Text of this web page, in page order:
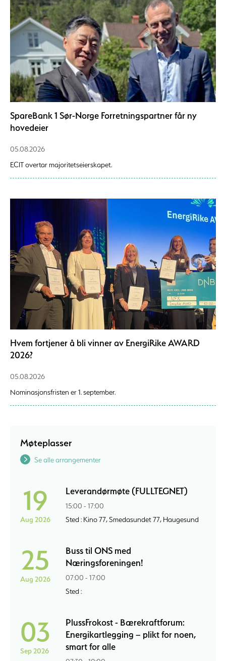
SpareBank 1 Sør-Norge Forretningspartner får ny
hovedeier
05.08.2026
ECIT overtar majoritetseierskapet.
Hvem fortjener å bli vinner av EnergiRike AWARD
2026?
05.08.2026
Nominasjonsfristen er 1. september.
Møteplasser
Se alle arrangementer
19
Aug 2026
Leverandørmøte (FULLTEGNET)
15:00 - 17:00
Sted : Kino 77, Smedasundet 77, Haugesund
25
Aug 2026
Buss til ONS med
Næringsforeningen!
07:00 - 17:00
Sted :
03
Sep 2026
PlussFrokost - Bærekraftforum:
Energikartlegging – plikt for noen,
smart for alle